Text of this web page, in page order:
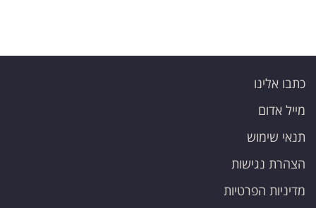
כתבו אלינו
מייל אדום
תנאי שימוש
הצהרת נגישות
מדיניות הפרטיות